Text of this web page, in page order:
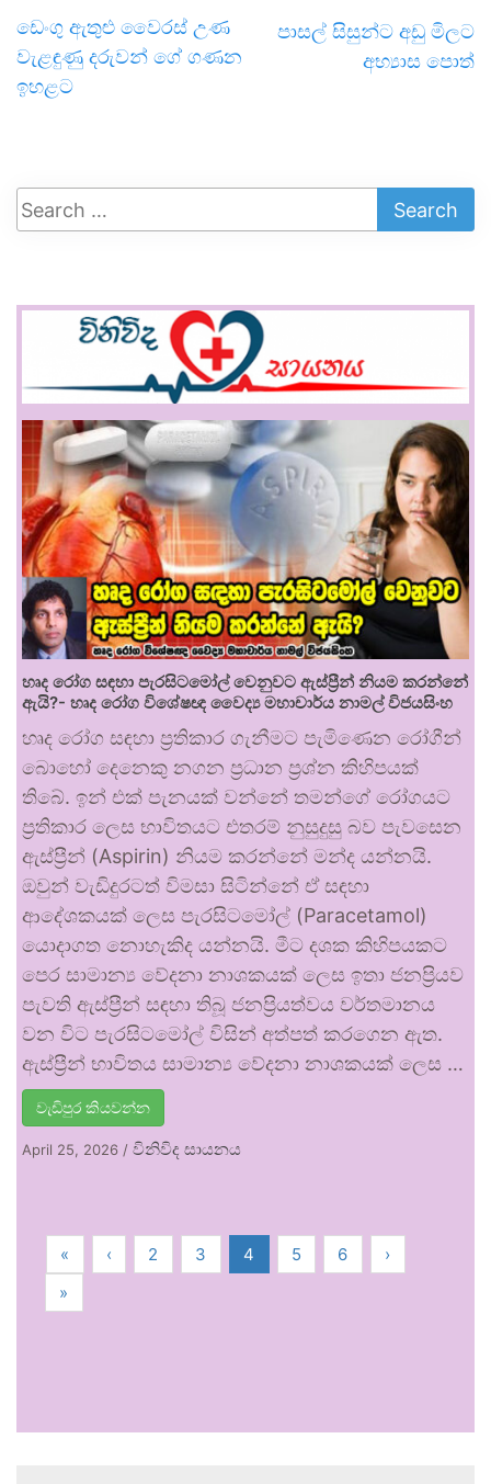
ඩෙංගු ඇතුළු වෛරස් උණ
වැළඳුණු දරුවන් ගේ ගණන
ඉහළට
පාසල් සිසුන්ට අඩු මිලට
අභ්‍යාස පොත්
හෘද රෝග සඳහා පැරසිටමෝල් වෙනුවට ඇස්ප්‍රීන් නියම කරන්නේ
ඇයි?- හෘද රෝග විශේෂඥ වෛද්‍ය මහාචාර්ය නාමල් විජයසිංහ
හෘද රෝග සඳහා ප්‍රතිකාර ගැනීමට පැමිණෙන රෝගීන්
බොහෝ දෙනෙකු නගන ප්‍රධාන ප්‍රශ්න කිහිපයක්
තිබේ. ඉන් එක් පැනයක් වන්නේ තමන්ගේ රෝගයට
ප්‍රතිකාර ලෙස භාවිතයට එතරම් නුසුදුසු බව පැවසෙන
ඇස්ප්‍රීන් (Aspirin) නියම කරන්නේ මන්ද යන්නයි.
ඔවුන් වැඩිදුරටත් විමසා සිටින්නේ ඒ සඳහා
ආදේශකයක් ලෙස පැරසිටමෝල් (Paracetamol)
යොදාගත නොහැකිද යන්නයි. මීට දශක කිහිපයකට
පෙර සාමාන්‍ය වේදනා නාශකයක් ලෙස ඉතා ජනප්‍රියව
පැවති ඇස්ප්‍රීන් සඳහා තිබූ ජනප්‍රියත්වය වර්තමානය
වන විට පැරසිටමෝල් විසින් අත්පත් කරගෙන ඇත.
ඇස්ප්‍රීන් භාවිතය සාමාන්‍ය වේදනා නාශකයක් ලෙස …
වැඩිපුර කියවන්න
April 25, 2026 / විනිවිද සායනය
« ‹ 2 3 4 5 6
›
»